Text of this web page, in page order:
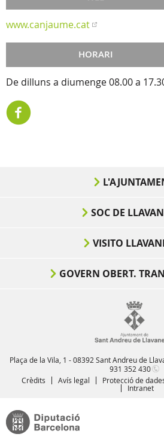
www.canjaume.cat
HORARI
De dilluns a diumenge 08.00 a
SOC DE
VISITO
GOVERN OBERT.
Plaça de la Vila, 1 - 08392 Sant Andreu de
931 352 430
Crèdits
Avís legal Protecció de
Intranet